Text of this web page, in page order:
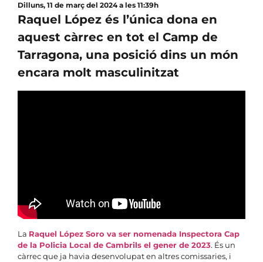
Dilluns, 11 de març del 2024 a les 11:39h
Raquel López és l’única dona en
aquest càrrec en tot el Camp de
Tarragona, una posició dins un món
encara molt masculinitzat
La Raquel López Soro va ser nomenada Inspectora Cap
de la Policia Local de Cambrils el gener de 2023. És un
càrrec que ja havia desenvolupat en altres comissaries, i